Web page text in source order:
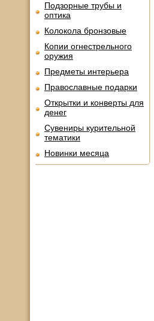
Подзорные трубы и
оптика
Колокола бронзовые
Копии огнестрельного
оружия
Предметы интерьера
Православные подарки
Открытки и конверты для
денег
Сувениры курительной
тематики
Новинки месяца